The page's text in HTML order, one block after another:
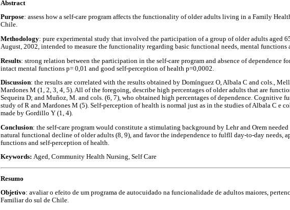
Abstract
Purpose: assess how a self-care program affects the functionality of older adults living in a Family
Chile.
Methodology: pure experimental study that involved the participation of a group of older adults aged
August, 2002, intended to measure the functionality regarding basic functional needs, mental functions
Results: strong relation between the participation in the self-care program and absence of dependence
intact mental functions p= 0,01 and good self-perception of health p=0,0002.
Discussion: the results are correlated with the results obtained by Domínguez O, Albala C and cols.,
Mardones M (1, 2, 3, 4, 5). All of the foregoing, describe high percentages of older adults that are
Sequeira D; and Muñoz, M. and cols. (6, 7), who obtained high percentages of dependence. Cognitive
study of R and Mardones M (5). Self-perception of health is normal just as in the studies of Albala C e
made by Gordillo Y (1, 4).
Conclusion: the self-care program would constitute a stimulating background by Lehr and Orem
natural functional decline of older adults (8, 9), and favor the independence to fulfll day-to-day needs,
functions and self-perception of health.
Keywords: Aged, Community Health Nursing, Self Care
Resumo
Objetivo: avaliar o efeito de um programa de autocuidado na funcionalidade de adultos maiores,
Familiar do sul de Chile.